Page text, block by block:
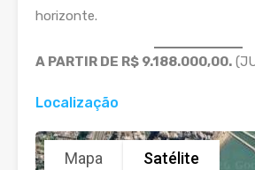
horizonte.
A PARTIR DE R$ 9.188.000,00.
Localização
Mapa Satélite